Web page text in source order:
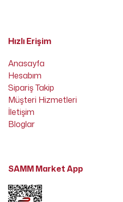
Hızlı Erişim
Anasayfa
Hesabım
Sipariş Takip
Müşteri Hizmetleri
İletişim
Bloglar
SAMM Market App